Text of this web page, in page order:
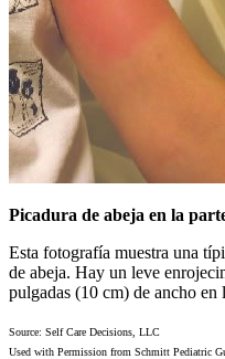
Picadura de abeja en la
Esta fotografía muestra una
de abeja. Hay un leve
pulgadas (10 cm) de ancho
Source: Self Care Decisions, LLC
Used with Permission from Schmitt Pediatric